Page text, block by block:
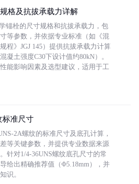
格及抗拔承载力详解
锚栓的尺寸规格和抗拔承载力，包
等参数，并依据专业标准（如《混
程》JGJ 145）提供抗拔承载力计算
凝土强度C30下设计值约80kN）。
能影响因素及选型建议，适用于工
标准尺寸
2A螺纹的标准尺寸及底孔计算，
等关键参数，并提供专业数据来源
针对1/4-36UNS螺纹底孔尺寸的常
给出精确推荐值（Φ5.18mm），并
识。